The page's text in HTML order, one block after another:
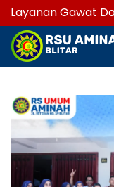
Layanan Gawat